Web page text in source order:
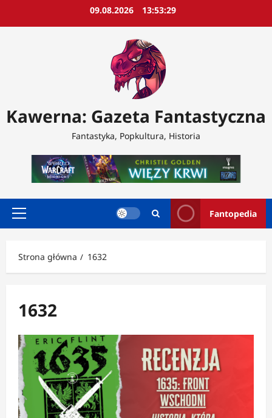
09.08.2026 13:53:31
Kawerna: Gazeta Fantastyczna
Fantastyka, Popkultura, Historia
Menu
Fantopedia
Strona główna 1632
1632